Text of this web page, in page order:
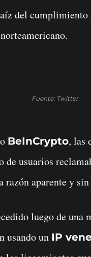
del
Fuente: Twitter
BeInCrypto, las
usuarios
razón aparente y
luego de una
usando un IP